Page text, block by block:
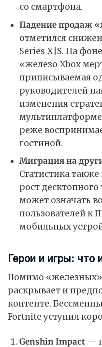
со смартфона.
Падение продаж
отметился
Series X|S. На
«железо Xbox
приписываемая
руководителей
изменения
реже
гостиной.
Миграция на
Статистика
рост десктопного
может означать
пользователей к
мобильных
Герои и игры: что
Помимо «железных»
раскрывает и
контенте.
Fortnite уступил
Genshin Impact—